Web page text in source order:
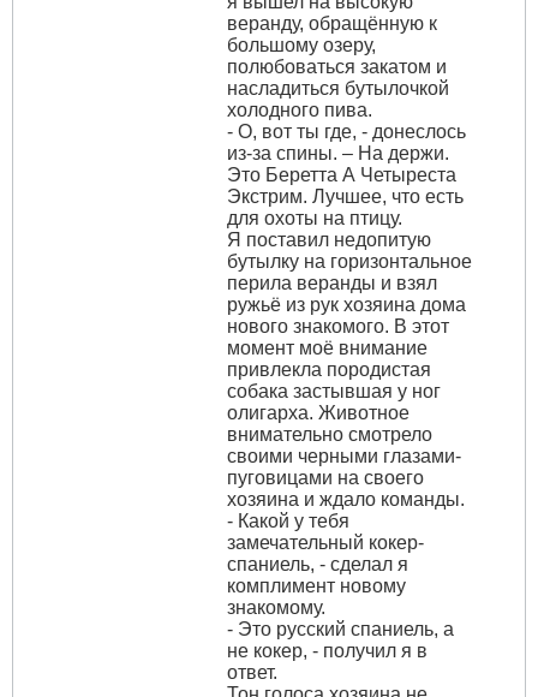
веранду, обращённую к
большому озеру,
полюбоваться закатом и
насладиться бутылочкой
холодного пива.
- О, вот ты где, - донеслось
из-за спины. – На держи.
Это Беретта А Четыреста
Экстрим. Лучшее, что есть
для охоты на птицу.
Я поставил недопитую
бутылку на горизонтальное
перила веранды и взял
ружьё из рук хозяина дома
нового знакомого. В этот
момент моё внимание
привлекла породистая
собака застывшая у ног
олигарха. Животное
внимательно смотрело
своими черными глазами-
пуговицами на своего
хозяина и ждало команды.
- Какой у тебя
замечательный кокер-
спаниель, - сделал я
комплимент новому
знакомому.
- Это русский спаниель, а
не кокер, - получил я в
ответ.